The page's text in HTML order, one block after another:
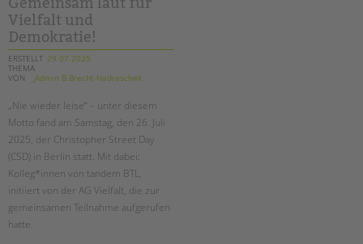
Schulbezogene Sozialarbeit
Tagesgruppen
HILFEN ZUR ERZIEHUNG
EINGLIEDERUNGSHILFE
BETREUTES WOHNEN
TANDEM BTL AKADEMIE
Zertfikatskurse
Seminarkalender
Vielfalt und
Demokratie!
ERSTELLT 29.07.2025
THEMA
VON
_Admin B.Brecht-Hadraschek
„Nie wieder leise“ – unter diesem
Motto fand am Samstag, den 26. Juli
2025, der Christopher Street Day
(CSD) in Berlin statt. Mit dabei:
Kolleg*innen von tandem BTL,
initiiert von der AG Vielfalt, die zur
gemeinsamen Teilnahme aufgerufen
hatte.